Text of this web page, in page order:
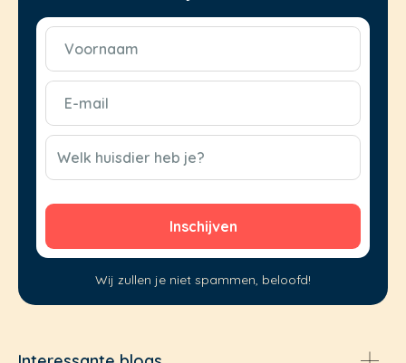
Voornaam
(Vereist)
E-
mail
(Vereist)
CAPTCHA
Welk huisdier heb je?
Wij zullen je niet spammen, beloofd!